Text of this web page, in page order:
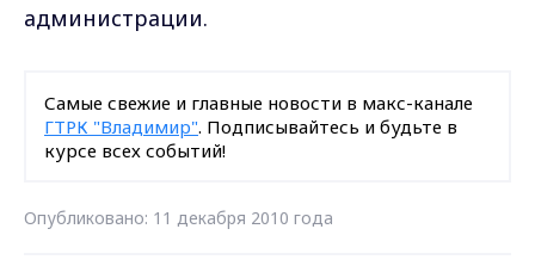
администрации.
Самые свежие и главные новости в макс-канале
ГТРК "Владимир". Подписывайтесь и будьте в
курсе всех событий!
Опубликовано: 11 декабря 2010 года